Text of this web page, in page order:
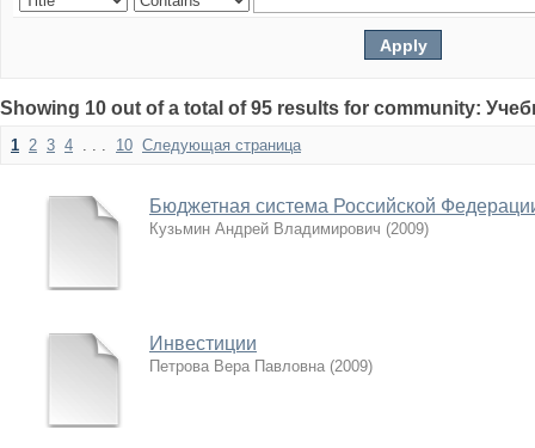
Showing 10 out of a total of 95 results for community:
1 2 3 4 . . . 10 Следующая страница
Бюджетная система Российской
Кузьмин Андрей Владимирович (2009)
Инвестиции
Петрова Вера Павловна (2009)